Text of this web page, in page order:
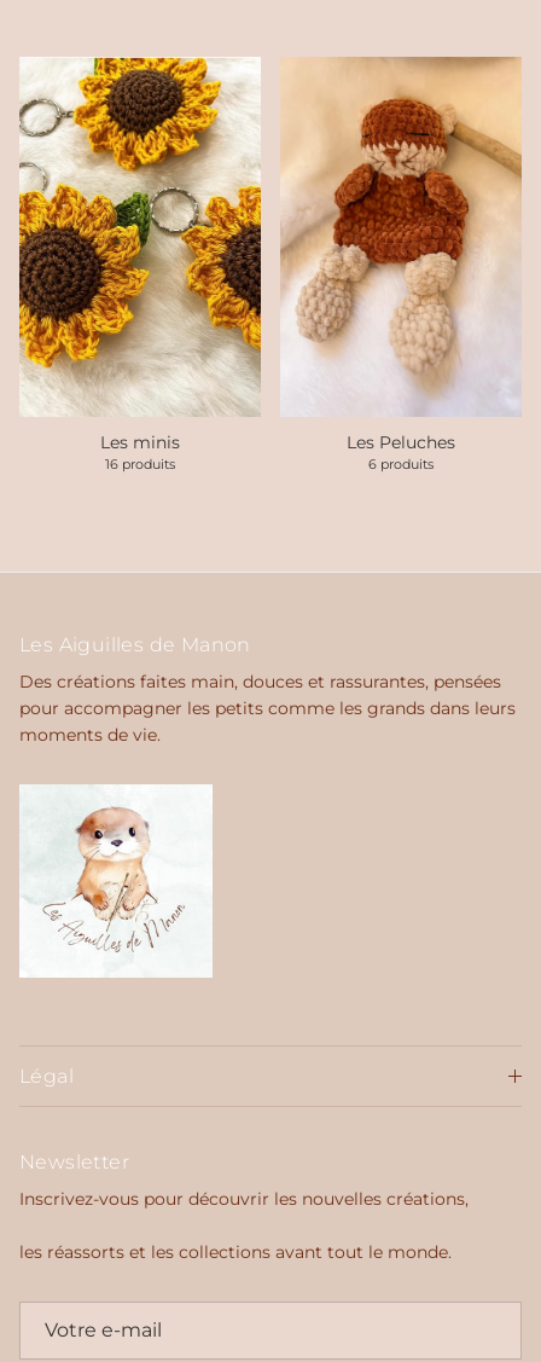
Les minis
16 produits
Les Peluches
6 produits
Les Aiguilles de Manon
Des créations faites main, douces et rassurantes, pensées
pour accompagner les petits comme les grands dans leurs
moments de vie.
Légal
Newsletter
Inscrivez-vous pour découvrir les nouvelles créations,
les réassorts et les collections avant tout le monde.